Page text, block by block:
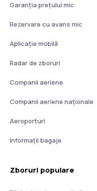
Garanția prețului mic
Rezervare cu avans mic
Aplicație mobilă
Radar de zboruri
Companii aeriene
Companii aeriene naţionale
Aeroporturi
Informații bagaje
Zboruri populare